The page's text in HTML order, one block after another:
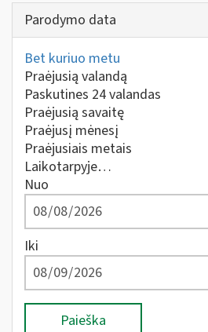
Parodymo data
Bet kuriuo metu
Praėjusią valandą
Paskutines 24 valandas
Praėjusią savaitę
Praėjusį mėnesį
Praėjusiais metais
Laikotarpyje…
Nuo
Iki
Paieška